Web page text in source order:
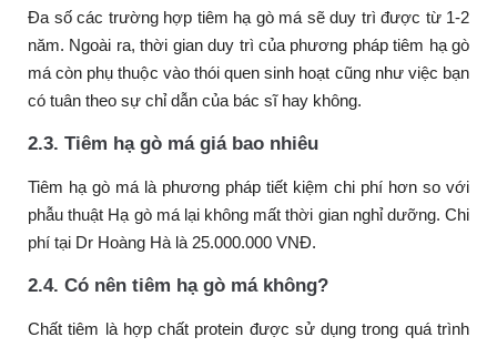
Đa số các trường hợp tiêm hạ gò má sẽ duy trì được từ 1-2
năm. Ngoài ra, thời gian duy trì của phương pháp tiêm hạ gò
má còn phụ thuộc vào thói quen sinh hoạt cũng như việc bạn
có tuân theo sự chỉ dẫn của bác sĩ hay không.
2.3. Tiêm hạ gò má giá bao nhiêu
Tiêm hạ gò má là phương pháp tiết kiệm chi phí hơn so với
phẫu thuật Hạ gò má lại không mất thời gian nghỉ dưỡng. Chi
phí tại Dr Hoàng Hà là 25.000.000 VNĐ.
2.4. Có nên tiêm hạ gò má không?
Chất tiêm là hợp chất protein được sử dụng trong quá trình